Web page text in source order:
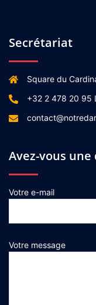
Secrétariat
Square du
+32 2 478 20 95
Avez-vous une
Votre e-mail
Votre message